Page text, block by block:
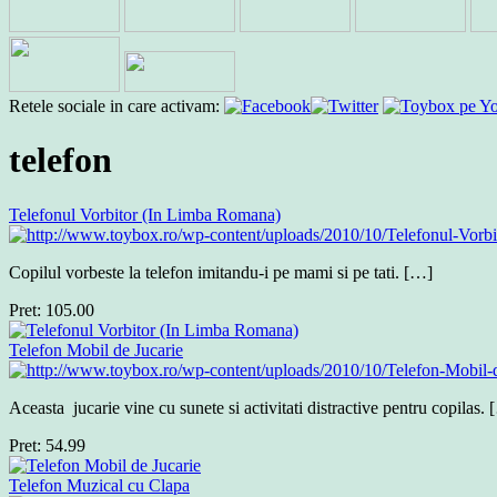
Retele sociale in care activam:
telefon
Telefonul Vorbitor (In Limba Romana)
Copilul vorbeste la telefon imitandu-i pe mami si pe tati. […]
Pret: 105.00
Telefon Mobil de Jucarie
Aceasta jucarie vine cu sunete si activitati distractive pentru
Pret: 54.99
Telefon Muzical cu Clapa